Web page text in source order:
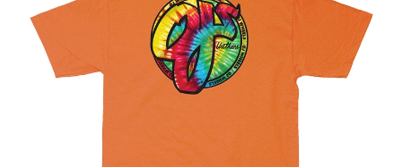
hviezdičiek.